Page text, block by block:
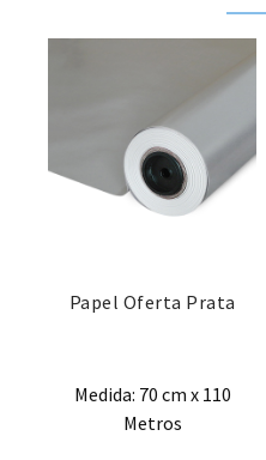
Papel Oferta Prata
Medida: 70 cm x 110
Metros